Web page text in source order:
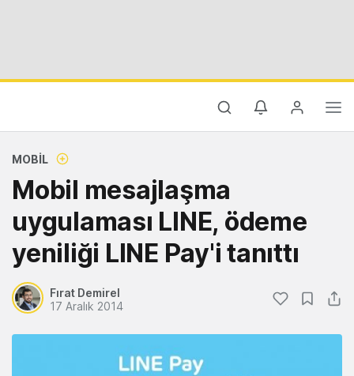
MOBIL
Mobil mesajlaşma
uygulaması LINE, ödeme
yeniliği LINE Pay'i tanıttı
Fırat Demirel
17 Aralık 2014